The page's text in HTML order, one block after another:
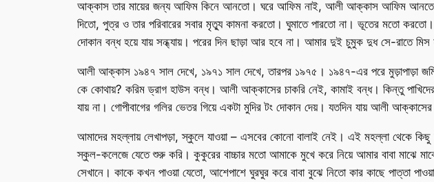
আক্কাস তার মায়ের জন্য আফিম কিনে আনতো। ঘরে আফিম নাই, আলী আক্কাস আফিম আনতে
দিতো, পুত্র ও তার পরিবারের সবার মৃত্যু কামনা করতো। ঘুমাতে পারতো না। ভূতের মতো
দোকান বন্ধ হয়ে যায় সন্ধ্যায়। পরের দিন ছাড়া আর হবে না। আমার দুই চুমুক দুধ সে-রাতে মিস
আলী আক্কাস ১৯৪৭ সাল দেখে, ১৯৭১ সাল দেখে, তারপর ১৯৭৫। ১৯৪৭-এর পরে মুড়াপাড়া
কে কোথায়? করিম ড্রাগ হাউস বন্ধ। আলী আক্কাসের চাকরি নেই, কামাই বন্ধ। কিন্তু
যায় না। গোপীবাগের গলির ভেতর গিয়ে একটা মুদির টং দোকান দেয়। যতদিন যায় আলী
আমাদের মহল্লায় লেখাপড়া, স্কুলে যাওয়া – এসবের কোনো বালাই নেই। এই মহল্লা থেকে
স্কুল-কলেজে যেতে শুরু করি। কুকুরের বাচ্চার মতো আমাকে মুখে করে নিয়ে আমার বাবা মাঝে
সেখানে। কাকে কখন পাওয়া যেতো, আশেপাশে ঘুরঘুর করে বাবা বুঝে নিতো কার কাছে পাত্তা